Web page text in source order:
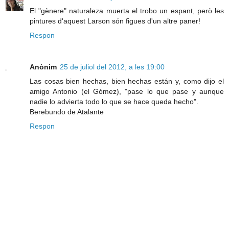
El "gènere" naturaleza muerta el trobo un espant, però les
pintures d'aquest Larson són figues d'un altre paner!
Respon
Anònim 25 de juliol del 2012, a les 19:00
Las cosas bien hechas, bien hechas están y, como dijo el
amigo Antonio (el Gómez), "pase lo que pase y aunque
nadie lo advierta todo lo que se hace queda hecho".
Berebundo de Atalante
Respon